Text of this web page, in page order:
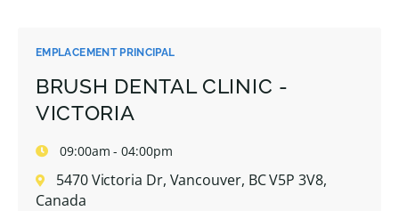
EMPLACEMENT PRINCIPAL
BRUSH DENTAL CLINIC -
VICTORIA
09:00am - 04:00pm
5470 Victoria Dr, Vancouver, BC V5P 3V8,
Canada